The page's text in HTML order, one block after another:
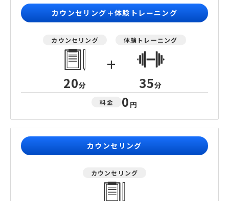
カウンセリング＋体験トレーニング
カウンセリング
20分
+
体験トレーニング
35分
料金 0 円
カウンセリング
カウンセリング